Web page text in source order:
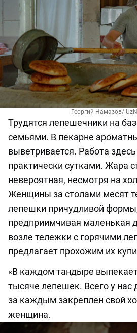
Георгий Намазов/
Трудятся лепешечники на
семьями. В пекарне
выветривается. Работа
практически сутками. Жара
невероятная, несмотря на
Женщины за столами месят
лепешки причудливой
предприимчивая маленькая
возле тележки с горячими
предлагает прохожим их
«В каждом тандыре
тысяче лепешек. Всего у нас
за каждым закреплен свой
женщина.